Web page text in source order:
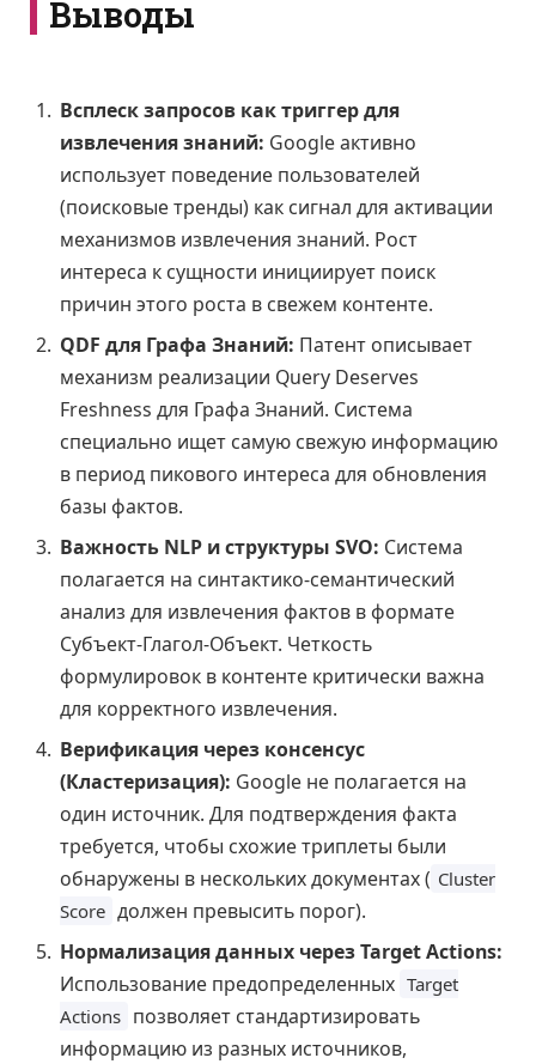
Выводы
Всплеск запросов как триггер для
извлечения знаний: Google активно
использует поведение пользователей
(поисковые тренды) как сигнал для активации
механизмов извлечения знаний. Рост
интереса к сущности инициирует поиск
причин этого роста в свежем контенте.
QDF для Графа Знаний: Патент описывает
механизм реализации Query Deserves
Freshness для Графа Знаний. Система
специально ищет самую свежую информацию
в период пикового интереса для обновления
базы фактов.
Важность NLP и структуры SVO: Система
полагается на синтактико-семантический
анализ для извлечения фактов в формате
Субъект-Глагол-Объект. Четкость
формулировок в контенте критически важна
для корректного извлечения.
Верификация через консенсус
(Кластеризация): Google не полагается на
один источник. Для подтверждения факта
требуется, чтобы схожие триплеты были
обнаружены в нескольких документах ( Cluster
Score должен превысить порог).
Нормализация данных через Target Actions:
Использование предопределенных Target
Actions позволяет стандартизировать
информацию из разных источников,